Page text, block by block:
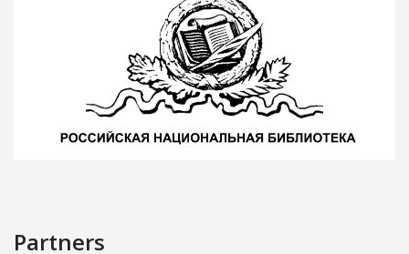
Partners